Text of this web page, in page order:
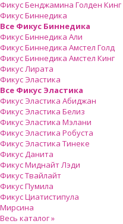
Фикус Бенджамина Голден Кинг
Фикус Биннедика
Все Фикус Биннедика
Фикус Биннедика Али
Фикус Биннедика Амстел Голд
Фикус Биннедика Амстел Кинг
Фикус Лирата
Фикус Эластика
Все Фикус Эластика
Фикус Эластика Абиджан
Фикус Эластика Белиз
Фикус Эластика Мэлани
Фикус Эластика Робуста
Фикус Эластика Тинеке
Фикус Данита
Фикус Миднайт Лэди
Фикус Твайлайт
Фикус Пумила
Фикус Циатистипула
Мирсина
Весь каталог »